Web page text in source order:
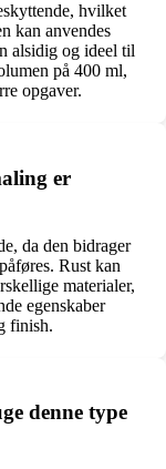
hvilket
kan anvendes
alsidig og ideel til
på 400 ml,
opgaver.
er
da den bidrager
Rust kan
materialer,
egenskaber
finish.
denne type